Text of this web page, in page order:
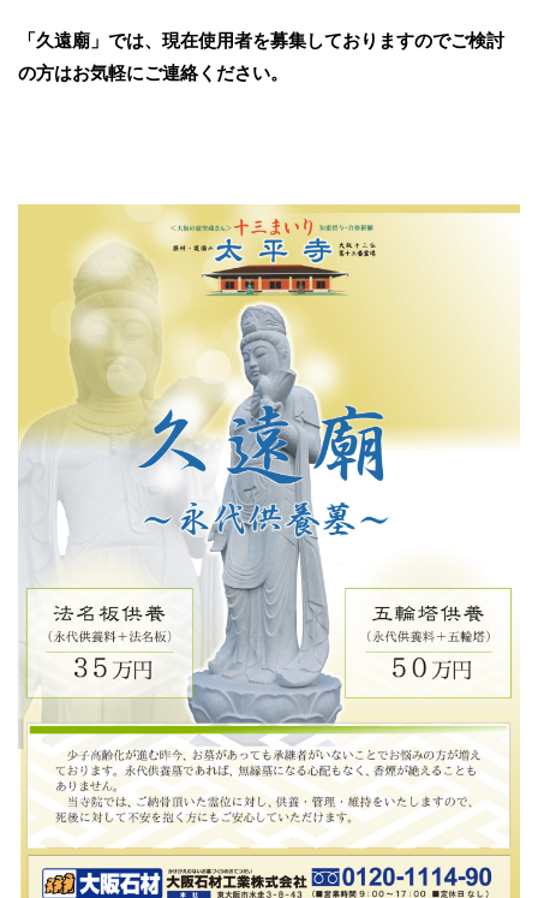
「久遠廟」では、現在使用者を募集しておりますのでご検討
の方はお気軽にご連絡ください。